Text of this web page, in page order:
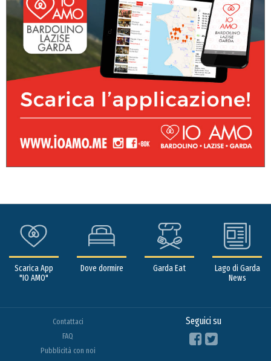
Scarica App
"IO AMO"
Dove dormire Garda Eat
Lago di Garda
News
Contattaci
FAQ
Pubblicità con noi
Seguici su